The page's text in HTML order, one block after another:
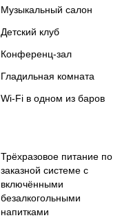
Музыкальный салон
Детский клуб
Конференц-зал
Гладильная комната
Wi-Fi в одном из баров
Трёхразовое питание по
заказной системе с
включёнными
безалкогольными
напитками